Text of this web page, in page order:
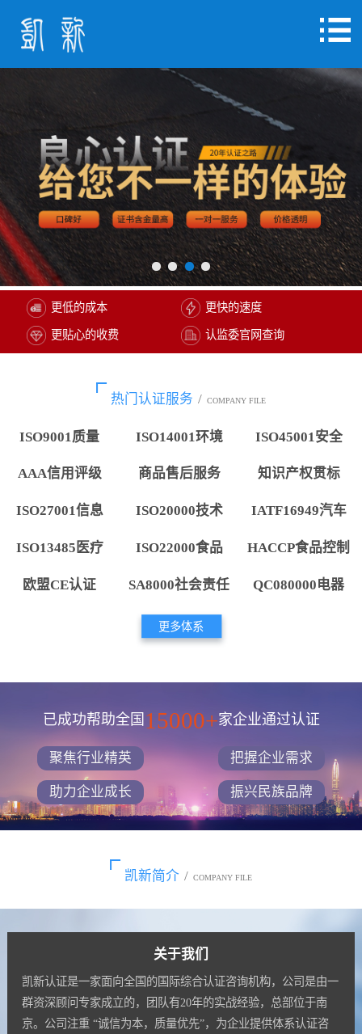
更低的成本 更快的速度
更贴心的收费 认监委官网查询
热门认证服务 / COMPANY FILE
ISO9001质量 ISO14001环境 ISO45001安全
AAA信用评级 商品售后服务 知识产权贯标
ISO27001信息 ISO20000技术 IATF16949汽车
ISO13485医疗 ISO22000食品 HACCP食品控制
欧盟CE认证 SA8000社会责任 QC080000电器
更多体系
已成功帮助全国 15000+家企业通过认证
聚焦行业精英 把握企业需求
助力企业成长 振兴民族品牌
凯新简介 / COMPANY FILE
关于我们
凯新认证是一家面向全国的国际综合认证咨询机构，公司是由一
群资深顾问专家成立的，团队有20年的实战经验，总部位于南
京。公司注重 “诚信为本，质量优先”，为企业提供体系认证咨